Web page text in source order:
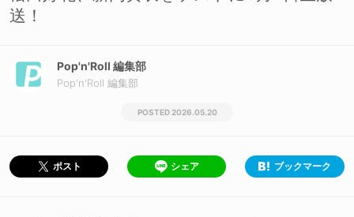
送！
Pop'n'Roll 編集部
Pop'n'Roll 編集部
2026.05.20
ポスト シェア ブックマーク